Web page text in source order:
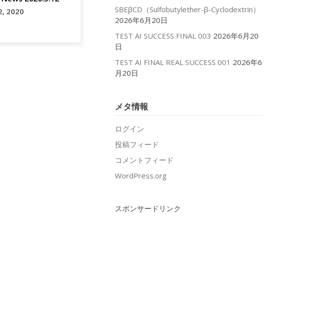
2020
SBEβCD（Sulfobutylether-β-Cyclodextrin）
2026年6月20日
TEST AI SUCCESS FINAL 003 2026年6月20
日
TEST AI FINAL REAL SUCCESS 001 2026年6
月20日
メタ情報
ログイン
投稿フィード
コメントフィード
WordPress.org
スポンサードリンク